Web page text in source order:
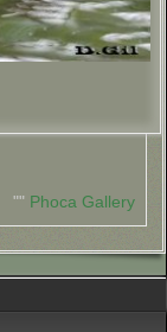
"" Phoca Gallery